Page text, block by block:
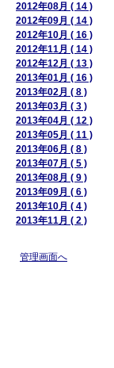
2012年08月 ( 14 )
2012年09月 ( 14 )
2012年10月 ( 16 )
2012年11月 ( 14 )
2012年12月 ( 13 )
2013年01月 ( 16 )
2013年02月 ( 8 )
2013年03月 ( 3 )
2013年04月 ( 12 )
2013年05月 ( 11 )
2013年06月 ( 8 )
2013年07月 ( 5 )
2013年08月 ( 9 )
2013年09月 ( 6 )
2013年10月 ( 4 )
2013年11月 ( 2 )
管理画面へ